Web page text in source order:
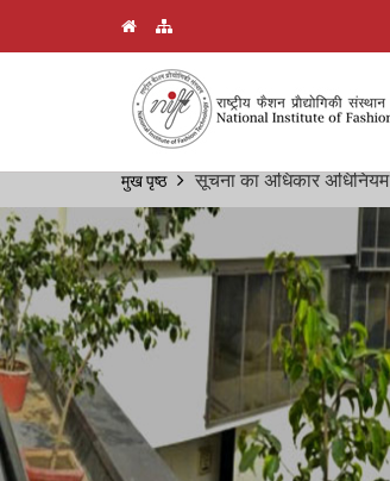
Skip
main
content
Breadcrumb
मुख पृष्ठ सूचना का अधिकार अधिनियम